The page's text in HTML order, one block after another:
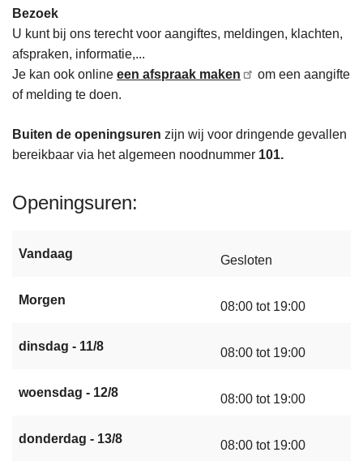
Bezoek
U kunt bij ons terecht voor aangiftes, meldingen, klachten,
afspraken, informatie,...
Je kan ook online een afspraak maken
om een aangifte
of melding te doen.
Buiten de openingsuren zijn wij voor dringende gevallen
bereikbaar via het algemeen noodnummer 101.
Openingsuren
Vandaag Gesloten
Morgen 08:00 tot 19:00
dinsdag - 11/8 08:00 tot 19:00
woensdag - 12/8 08:00 tot 19:00
donderdag - 13/8 08:00 tot 19:00